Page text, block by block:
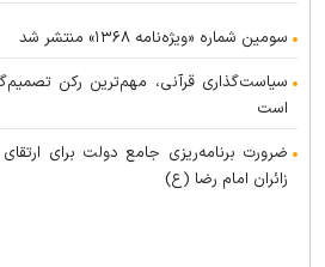
سومین شماره «ویژه‌نامه ۱۳۶۸» منتشر شد
سیاست‌گذاری قرآنی، مهم‌ترین رکن
است
ضرورت برنامه‌ریزی جامع دولت برای
زائران امام رضا (ع)